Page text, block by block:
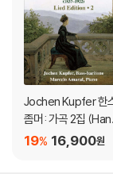
Jochen Kupfer 한
좀머: 가곡 2집
Sommer: Lied
16,900원
19%